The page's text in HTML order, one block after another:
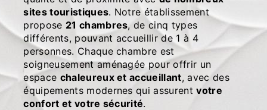
sites touristiques. Notre établissement
propose 21 chambres, de cinq types
différents, pouvant accueillir de 1 à 4
personnes. Chaque chambre est
soigneusement aménagée pour offrir un
espace chaleureux et accueillant, avec des
équipements modernes qui assurentvotre
confort et votre sécurité.